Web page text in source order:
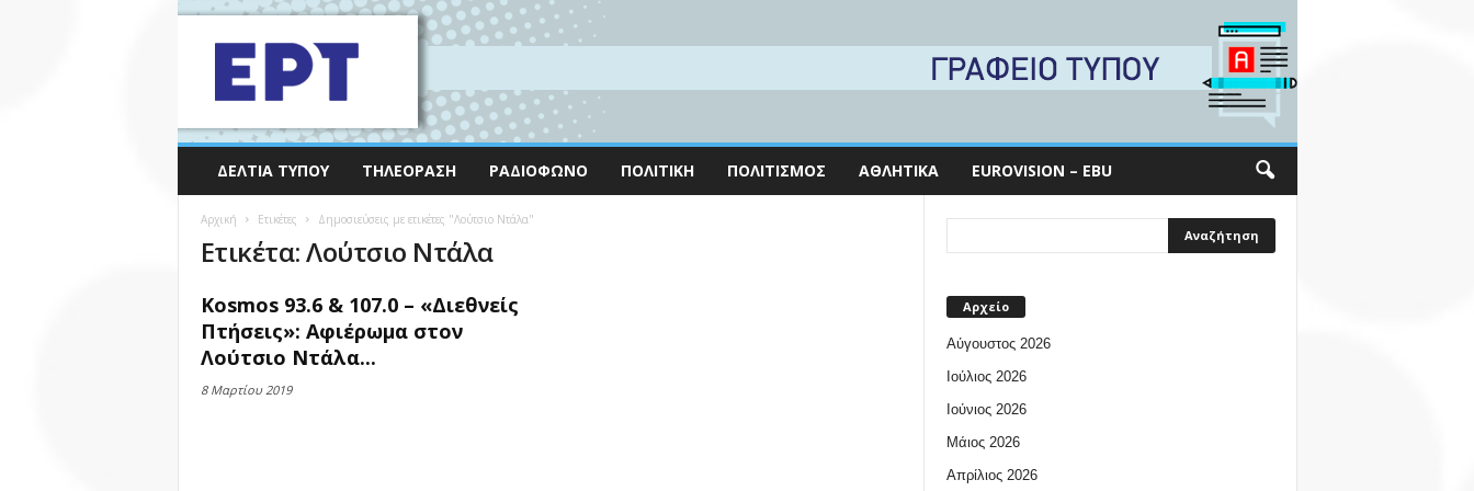
ΔΕΛΤΊΑ ΤΎΠΟΥ ΤΗΛΕΌΡΑΣΗ ΡΑΔΙΌΦΩΝΟ ΠΟΛΙΤΙΚΉ ΠΟΛΙΤΙΣΜΌΣ ΑΘΛΗΤΙΚΆ EUROVISION – EBU
Αρχική Ετικέτες Δημοσιεύσεις με ετικέτες "Λούτσιο Ντάλα"
Ετικέτα: Λούτσιο Ντάλα
Kosmos 93.6 & 107.0 – «Διεθνείς
Πτήσεις»: Αφιέρωμα στον
Λούτσιο Ντάλα...
8 Μαρτίου 2019
Αρχείο
Αύγουστος 2026
Ιούλιος 2026
Ιούνιος 2026
Μάιος 2026
Απρίλιος 2026